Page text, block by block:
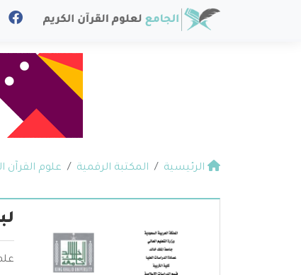
الرئيسية المكتبة الرقمية علوم القرآن